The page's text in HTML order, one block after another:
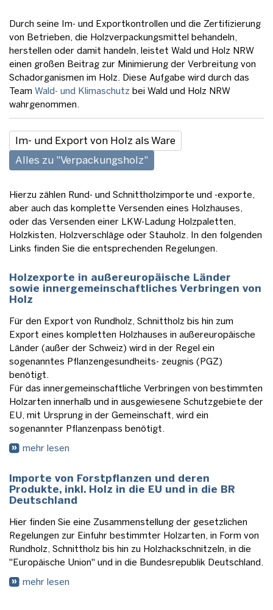
Durch seine Im- und Exportkontrollen und die Zertifizierung
von Betrieben, die Holzverpackungsmittel behandeln,
herstellen oder damit handeln, leistet Wald und Holz NRW
einen großen Beitrag zur Minimierung der Verbreitung von
Schadorganismen im Holz. Diese Aufgabe wird durch das
Team Wald- und Klimaschutz bei Wald und Holz NRW
wahrgenommen.
Im- und Export von Holz als Ware
Alles zu "Verpackungsholz"
Hierzu zählen Rund- und Schnittholzimporte und -exporte,
aber auch das komplette Versenden eines Holzhauses,
oder das Versenden einer LKW-Ladung Holzpaletten,
Holzkisten, Holzverschläge oder Stauholz. In den folgenden
Links finden Sie die entsprechenden Regelungen.
Holzexporte in außereuropäische Länder
sowie innergemeinschaftliches Verbringen von
Holz
Für den Export von Rundholz, Schnittholz bis hin zum
Export eines kompletten Holzhauses in außereuropäische
Länder (außer der Schweiz) wird in der Regel ein
sogenanntes Pflanzengesundheits- zeugnis (PGZ)
benötigt.
Für das innergemeinschaftliche Verbringen von bestimmten
Holzarten innerhalb und in ausgewiesene Schutzgebiete der
EU, mit Ursprung in der Gemeinschaft, wird ein
sogenannter Pflanzenpass benötigt.
mehr lesen
Importe von Forstpflanzen und deren
Produkte, inkl. Holz in die EU und in die BR
Deutschland
Hier finden Sie eine Zusammenstellung der gesetzlichen
Regelungen zur Einfuhr bestimmter Holzarten, in Form von
Rundholz, Schnittholz bis hin zu Holzhackschnitzeln, in die
"Europäische Union" und in die Bundesrepublik Deutschland.
mehr lesen